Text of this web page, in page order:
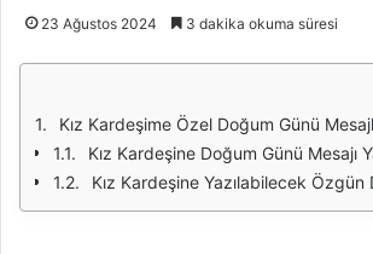
23 Ağustos 2024 3 dakika okuma süresi
Kız Kardeşime Özel Doğum Günü
Kız Kardeşine Doğum Günü Mesajı
Kız Kardeşine Yazılabilecek Özgün